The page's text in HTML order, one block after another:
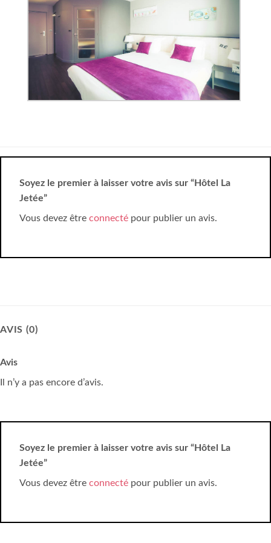
Soyez le premier à laisser votre avis sur “Hôtel La
Jetée”
Vous devez être connecté pour publier un avis.
AVIS (0)
Avis
Il n’y a pas encore d’avis.
Soyez le premier à laisser votre avis sur “Hôtel La
Jetée”
Vous devez être connecté pour publier un avis.